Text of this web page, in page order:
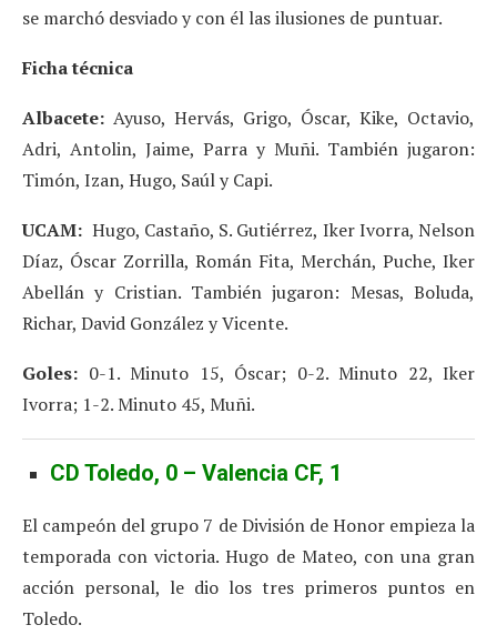
se marchó desviado y con él las ilusiones de puntuar.
Ficha técnica
Albacete: Ayuso, Hervás, Grigo, Óscar, Kike, Octavio,
Adri, Antolin, Jaime, Parra y Muñi. También jugaron:
Timón, Izan, Hugo, Saúl y Capi.
UCAM: Hugo, Castaño, S. Gutiérrez, Iker Ivorra, Nelson
Díaz, Óscar Zorrilla, Román Fita, Merchán, Puche, Iker
Abellán y Cristian. También jugaron: Mesas, Boluda,
Richar, David González y Vicente.
Goles: 0-1. Minuto 15, Óscar; 0-2. Minuto 22, Iker
Ivorra; 1-2. Minuto 45, Muñi.
CD Toledo, 0 – Valencia CF, 1
El campeón del grupo 7 de División de Honor empieza la
temporada con victoria. Hugo de Mateo, con una gran
acción personal, le dio los tres primeros puntos en
Toledo.